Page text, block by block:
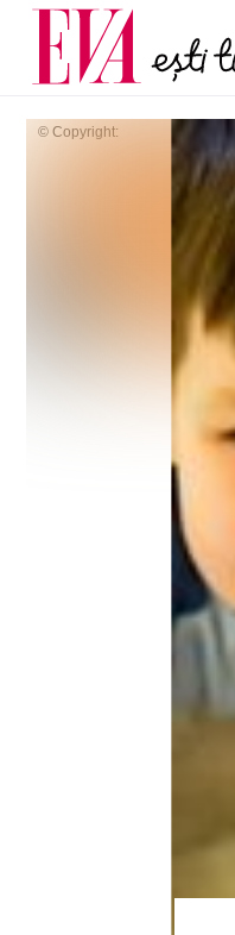
© Copyright:
Carieră
Actualitate